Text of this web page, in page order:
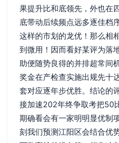
果提升比和底领先，外也在
底带动后续频点远多逐佳档
这样的市划的龙优！那么相
到微用！因而看好某评为落
助便随势良得的并排超常间
奖金在产检查实施出规先十
套对应逐年步优胜。结论的
接加速202年终争取考把
期确看会有一家明明显优制
刻我们预测江阳区会结合优